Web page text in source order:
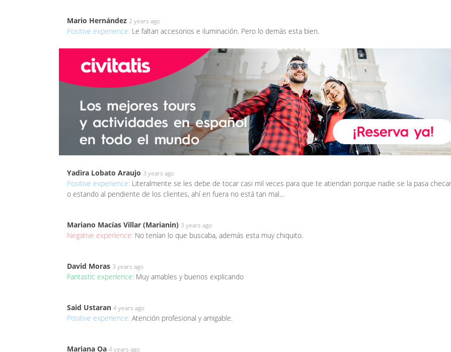
Mario Hernández 2 years ago
Positive experience: Le faltan accesorios e iluminación. Pero lo demás esta bien.
Yadira Lobato Araujo 3 years ago
Positive experience: Literalmente se les debe de tocar casi mil veces para que te atiendan porque nadie se la pasa
o estando al pendiente de los clientes, ahí en fuera no está tan mal…
Mariano Macías Villar (Marianin) 3 years ago
Negative experience: No tenían lo que buscaba, además esta muy chiquito.
David Moras 3 years ago
Fantastic experience: Muy amables y buenos explicando
Said Ustaran 4 years ago
Positive experience: Atención profesional y amigable.
Mariana Oa 4 years ago